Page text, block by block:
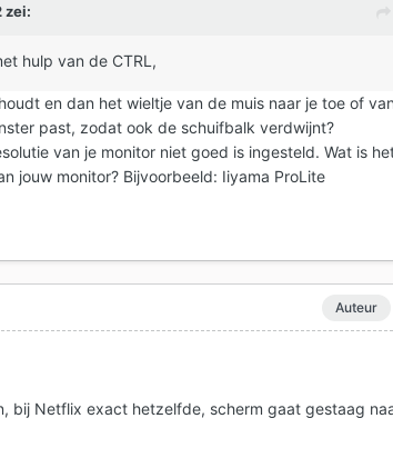
zei:
hulp van de CTRL,
en dan het wieltje van de muis naar je toe of
past, zodat ook de schuifbalk verdwijnt?
van je monitor niet goed is ingesteld. Wat is
jouw monitor? Bijvoorbeeld: Iiyama ProLite
Auteur
bij Netflix exact hetzelfde, scherm gaat gestaag